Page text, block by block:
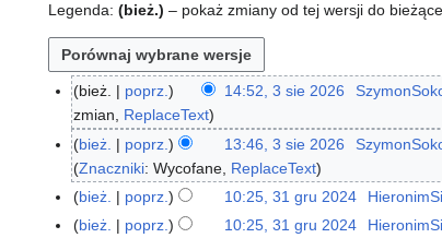
Legenda: (bież.) – pokaż zmiany od tej wersji do
3
bież. poprz. 14:52, 3 sie 2026
zmian
ReplaceText
bież.
poprz. 13:46, 3 sie 2026
Znaczniki:Wycofane ReplaceText
3
1
bież. poprz. 10:25, 31 gru 2024
Nbież. poprz. 10:25, 31 gru 2024